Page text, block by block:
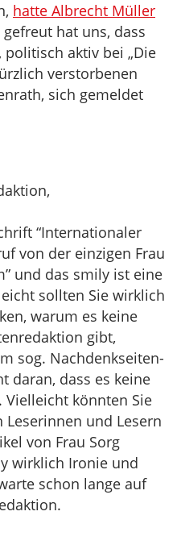
hatte Albrecht Müller
hat uns, dass
aktiv bei „Die
verstorbenen
sich gemeldet
“Internationaler
von der einzigen Frau
und das smily ist eine
sollten Sie wirklich
warum es keine
gibt,
sog. Nachdenkseiten-
daran, dass es keine
könnten Sie
und Lesern
von Frau Sorg
wirklich Ironie und
schon lange auf